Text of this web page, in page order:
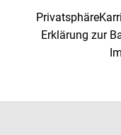
Privatsphäre
Erklärung zur